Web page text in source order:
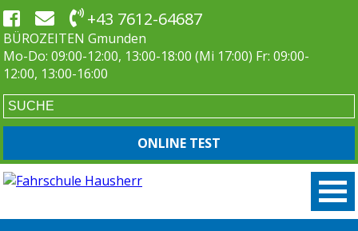
+43 7612-64687
BÜROZEITEN Gmunden
Mo-Do: 09:00-12:00, 13:00-18:00 (Mi 17:00) Fr: 09:00-
12:00, 13:00-16:00
ONLINE TEST